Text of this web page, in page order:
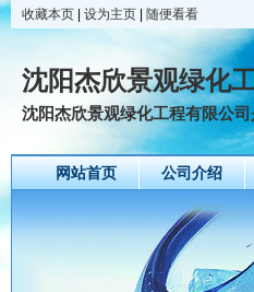
收藏本页 设为主页 随便看看
沈阳杰欣景观绿化
沈阳杰欣景观绿化工程有限公
网站首页 公司介绍